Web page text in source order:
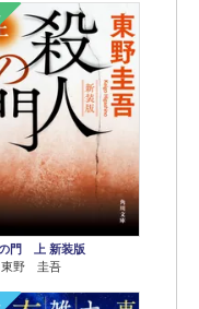
門 上 新装版
東野 圭吾